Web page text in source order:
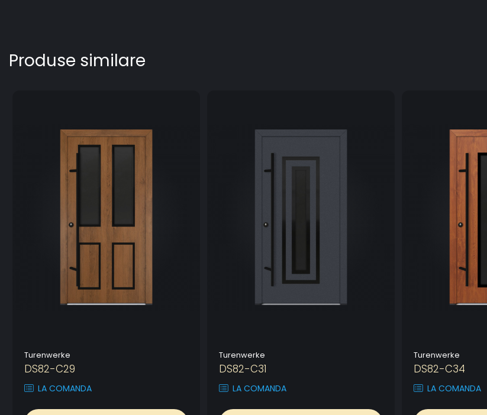
Produse similare
Turenwerke
DS82-C29
LA COMANDA
Turenwerke
DS82-C31
LA COMANDA
Turenwerke
DS82-C34
LA COMANDA